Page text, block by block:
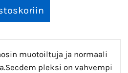
muotoiltuja ja normaali
pleksi on vahvempi